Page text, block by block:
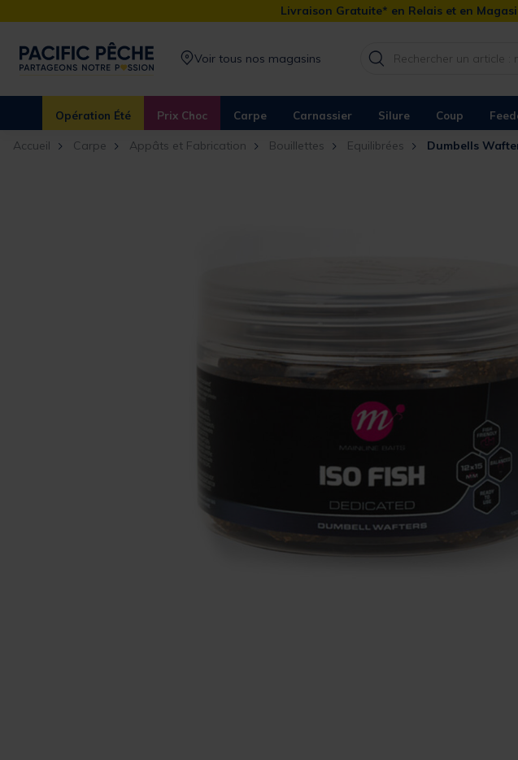
Livraison Gratuite* en Relais et en
Voir tous nos magasins
Opération Été Prix Choc Carpe Carnassier Silure Coup
Accueil Carpe Appâts et Fabrication Bouillettes Equilibrées Dumbells